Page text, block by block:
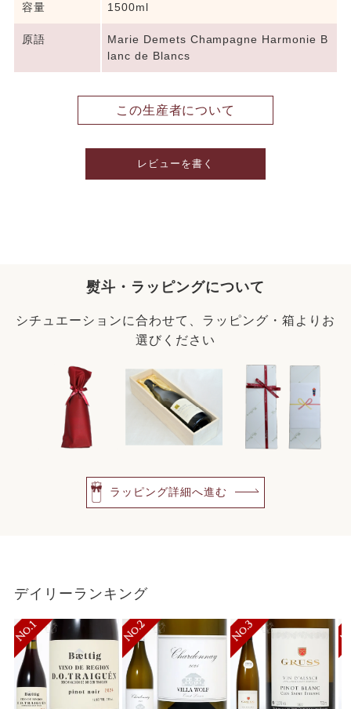
容量 1500ml
原語
Marie Demets Champagne Harmonie B
lanc de Blancs
この生産者について
レビューを書く
熨斗・ラッピングについて
シチュエーションに合わせて、ラッピング・箱よりお
選びください
ラッピング詳細へ進む
デイリーランキング